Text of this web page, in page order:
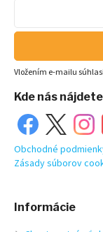
Informácie
Vložením e-mailu
Kde nás nájdete
Obchodné
Zásady súborov